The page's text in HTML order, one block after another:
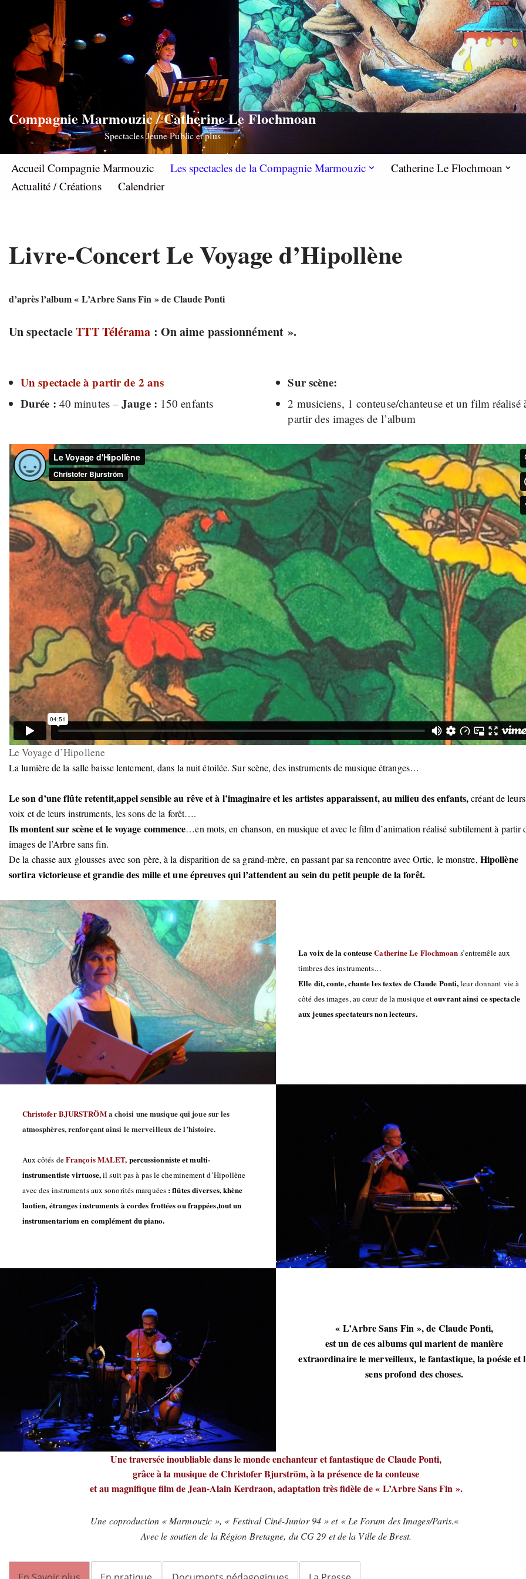
Aller
contenu
Compagnie Marmouzic / Catherine Le Flochmoan
Spectacles Jeune Public et plus
Accueil Compagnie Marmouzic Les spectacles de la Compagnie Marmouzic
Catherine Le Flochmoan
Actualité / Créations
Calendrier
Livre-Concert Le Voyage d’Hipollène
d’après l’album « L’Arbre Sans Fin » de Claude Ponti
Un spectacleTTT Télérama : On aime passionnément ».
Un spectacle à partir de 2 ans
Durée : 40 minutes –Jauge : 150 enfants
Sur scène:
2 musiciens, 1 conteuse/chanteuse et un film réalisé
partir des images de l’album
Le Voyage d’Hipollene
La lumière de la salle baisse lentement, dans la nuit étoilée. Sur scène, des instruments de musique étranges…
Le son d’une flûte retentit,appel sensible au rêve et à l’imaginaire et les artistes apparaissent, au milieu des enfants,créant de leurs
voix et de leurs instruments, les sons de la forêt….
Ils montent sur scène et le voyage commence…en mots, en chanson, en musique et avec le film d’animation réalisé subtilement à partir
images de l’Arbre sans fin.
De la chasse aux glousses avec son père, à la disparition de sa grand-mère, en passant par sa rencontre avec Ortic, le monstre, Hipollène
sortira victorieuse et grandie des mille et une épreuves qui l’attendent au sein du petit peuple de la forêt.
La voix de la conteuseCatherine Le Flochmoan s’entremêle aux
timbres des instruments…
Elle dit, conte, chante les textes de Claude Ponti,leur donnant vie à
côté des images, au cœur de la musique etouvrant ainsi ce spectacle
aux jeunes spectateurs non lecteurs.
Christofer BJURSTRÖMa choisi une musique qui joue sur les
atmosphères, renforçant ainsi le merveilleux de l’histoire.
Aux côtés deFrançois MALET, percussionniste et multi-
instrumentiste virtuose,il suit pas à pas le cheminement d’Hipollène
avec des instruments aux sonorités marquées : flûtes diverses, khène
laotien, étranges instruments à cordes frottées ou frappées,tout un
instrumentarium en complément du piano.
« L’Arbre Sans Fin », de Claude Ponti,
est un de ces albums qui marient de manière
extraordinaire le merveilleux, le fantastique, la poésie et
sens profond des choses.
Une traversée inoubliable dans le monde enchanteur et fantastique de Claude Ponti,
grâce à la musique de Christofer Bjurström, à la présence de la conteuse
et au magnifique film de Jean-Alain Kerdraon, adaptation très fidèle de « L’Arbre Sans Fin ».
Une coproduction « Marmouzic », « Festival Ciné-Junior 94 » et « Le Forum des Images/Paris.«
Avec le soutien de la Région Bretagne, du CG 29 et de la Ville de Brest.